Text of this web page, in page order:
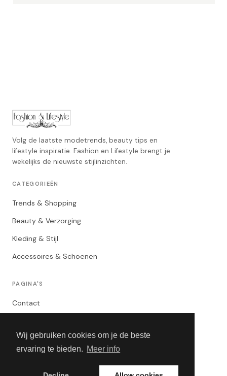
Wij gebruiken cookies om je de beste
ervaring te bieden. Meer info
Volg de laatste modetrends, beauty tips en
lifestyle inspiratie. Fashion en Lifestyle brengt je
wekelijks de nieuwste stijlinzichten.
CATEGORIEËN
Trends & Shopping
Beauty & Verzorging
Kleding & Stijl
Accessoires & Schoenen
PAGINA'S
Contact
Algemene Voorwaarden
Adverteren